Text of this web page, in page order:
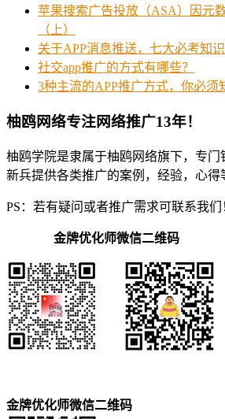
苹果搜索广告投放（ASA）因元
（上）
关于APP消息推送，七大必考知识
社交app推广的方式有哪些？
3种主流的APP推广方式，你必须
柚鸥网络专注网络推广13年！
柚鸥学院是隶属于柚鸥网络旗下，专门
新兵提供各类推广的案例，经验，心得
PS：若有疑问或者推广需求可联系我们
金牌优化师微信二维码
金牌优化师微信二维码